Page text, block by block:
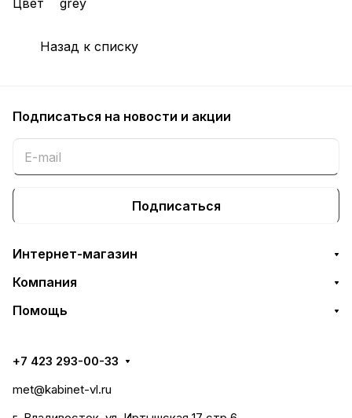
Цвет grey
Назад к списку
Подписаться на новости и акции
Подписаться
Интернет-магазин
Компания
Помощь
+7 423 293-00-33
met@kabinet-vl.ru